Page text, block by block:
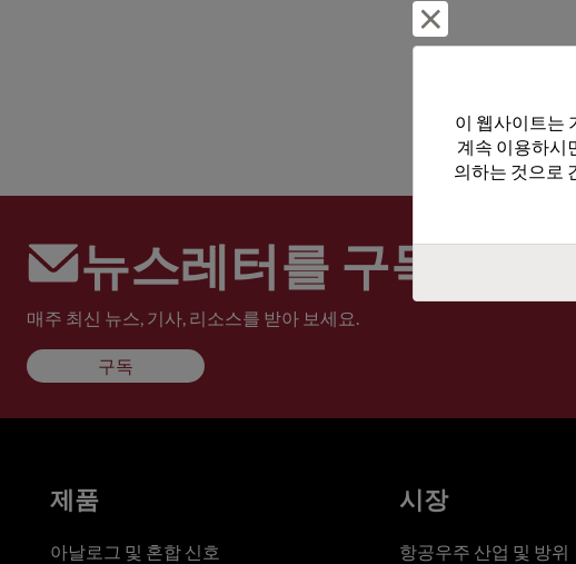
뉴스레터를 구독하세요
매주 최신 뉴스, 기사, 리소스를 받아 보세요.
구독
이 웹사이트는
계속 이용하시
의하는 것으로
제품
아날로그 및 혼합 신호
시장
항공우주 산업 및 방위